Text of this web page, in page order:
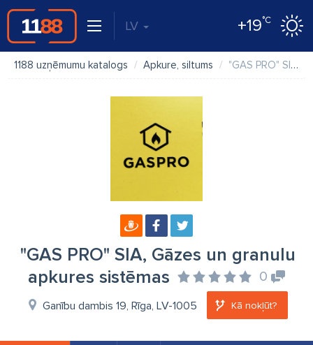
LV +19°C
1188 uzņēmumu katalogs Apkure, siltums "GAS PRO" SIA, Gāzes un granulu apkures sistēmas
"GAS PRO" SIA, Gāzes un granulu
apkures sistēmas
0
Ganību dambis 19, Rīga, LV-1005 Kā nokļūt?